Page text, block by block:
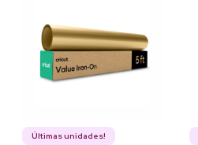
Últimas unidades!